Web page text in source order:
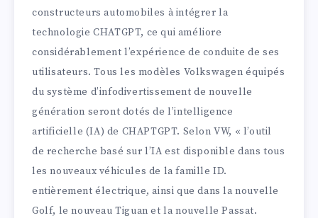
constructeurs automobiles à intégrer la
technologie CHATGPT, ce qui améliore
considérablement l’expérience de conduite de ses
utilisateurs. Tous les modèles Volkswagen équipés
du système d’infodivertissement de nouvelle
génération seront dotés de l’intelligence
artificielle (IA) de CHAPTGPT. Selon VW, « l’outil
de recherche basé sur l’IA est disponible dans tous
les nouveaux véhicules de la famille ID.
entièrement électrique, ainsi que dans la nouvelle
Golf, le nouveau Tiguan et la nouvelle Passat.